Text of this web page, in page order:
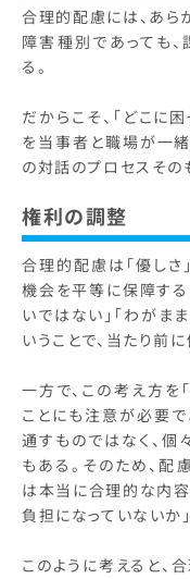
合理的配慮には、あら
障害種別であっても
る。
だからこそ、「どこに
を当事者と職場が一
の対話のプロセスその
権利の調整
合理的配慮は「優しさ
機会を平等に保障する
いではない」「わがま
いうことで、当たり前
一方で、この考え方を
ことにも注意が必要
通すものではなく、個
もある。そのため、配
は本当に合理的な内容
負担になっていないか
このように考えると、